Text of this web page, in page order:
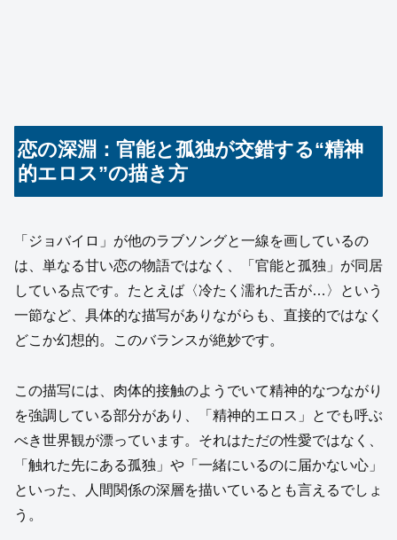
恋の深淵：官能と孤独が交錯する“精神
的エロス”の描き方
「ジョバイロ」が他のラブソングと一線を画しているの
は、単なる甘い恋の物語ではなく、「官能と孤独」が同居
している点です。たとえば〈冷たく濡れた舌が…〉という
一節など、具体的な描写がありながらも、直接的ではなく
どこか幻想的。このバランスが絶妙です。
この描写には、肉体的接触のようでいて精神的なつながり
を強調している部分があり、「精神的エロス」とでも呼ぶ
べき世界観が漂っています。それはただの性愛ではなく、
「触れた先にある孤独」や「一緒にいるのに届かない心」
といった、人間関係の深層を描いているとも言えるでしょ
う。